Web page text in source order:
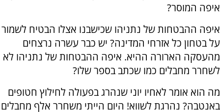
איפה המוסר?
איפה ההבטחות של נתניהו שכישבנו אצלו הבטיח לשמור
על בטחון כל אזרחי המדינה? יש כבר עשרה נרצחים
מהעסקה הארורה ההיא. איפה ההבטחות של נתניהו לא
לשחרר מחבלים כמו שכתב בספר שלו?
מה הוא אומר לאחיו יוני שנהרג בפעולה לחילוץ חטופים
באנטבה? נהרגת לשווא! היום הייתי משחרר אלף מחבלים